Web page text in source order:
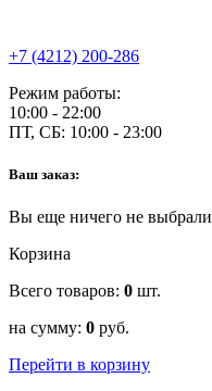
+7 (4212) 200-286
Режим работы:
10:00 - 22:00
ПТ, СБ: 10:00 - 23:00
Ваш заказ:
Вы еще ничего не выбрали
Корзина
Всего товаров: 0 шт.
на сумму: 0 руб.
Перейти в корзину